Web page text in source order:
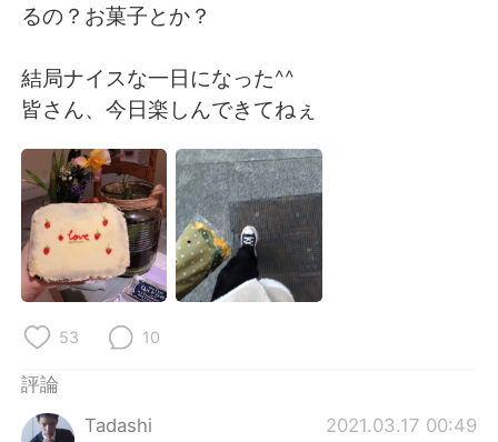
るの？お菓子とか？
結局ナイスな一日になった^^
皆さん、今日楽しんできてねぇ
53 10
評論
Tadashi
2021.03.17 00:49